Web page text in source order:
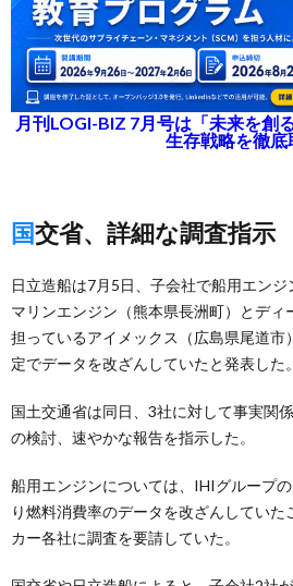
月刊LOGI-BIZ 7月号は「未来を創
生存戦略を徹底
国交省、詳細な調査指示
日立造船は7月5日、子会社で船用エン
マリンエンジン（熊本県長洲町）とディ
担っているアイメックス（広島県尾道市
定でデータを改ざんしていたと発表した。
国土交通省は同日、3社に対して事実関
の検討、速やかな報告を指示した。
船用エンジンについては、IHIグループ
り燃料消費率のデータを改ざんしてい
カー各社に調査を要請していた。